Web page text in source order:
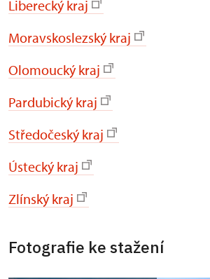
Liberecký kraj
Moravskoslezský kraj
Olomoucký kraj
Pardubický kraj
Středočeský kraj
Ústecký kraj
Zlínský kraj
Fotografie ke stažení